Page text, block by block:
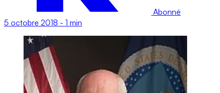
Abonné
5 octobre 2018 - 1 min